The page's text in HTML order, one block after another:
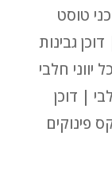
טוסט
גבינות
יווני חלבי
| דוכן
פינוקים